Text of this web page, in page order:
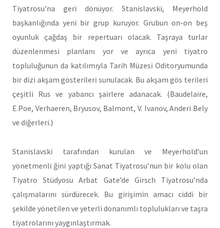
Tiyatrosu’na geri dönüyor. Stanislavski, Meyerhold
başkanlığında yeni bir grup kuruyor. Grubun on-on beş
oyunluk çağdaş bir repertuarı olacak. Taşraya turlar
düzenlenmesi planlanı yor ve ayrıca yeni tiyatro
topluluğunun da katılımıyla Tarih Müzesi Oditoryumunda
bir dizi akşam gösterileri sunulacak. Bu akşam gös terileri
çeşitli Rus ve yabancı şairlere adanacak. (Baudelaire,
E.Poe, Verhaeren, Bryusov, Balmont, V. Ivanov, Anderi Bely
ve diğerleri.)
Stanislavski tarafından kurulan ve Meyerhold’un
yönetmenli ğini yaptığı Sanat Tiyatrosu’nun bir kolu olan
Tiyatro Stüdyosu Arbat Gate’de Girsch Tiyatrosu’nda
çalışmalarını sürdürecek. Bu girişimin amacı ciddi bir
şekilde yönetilen ve yeterli donanımlı toplulukları ve taşra
tiyatrolarını yaygınlaştırmak.